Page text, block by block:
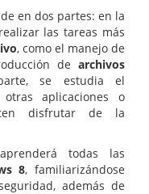
en dos partes: en la
las tareas más
, como el manejo de
de archivos
se estudia el
aplicaciones o
disfrutar de la
todas las
8, familiarizándose
además de